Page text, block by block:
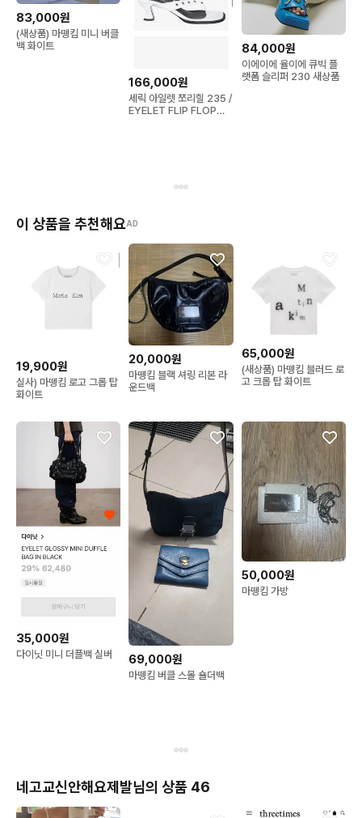
83,000원
(새상품) 마뗑킴 미니 버클
백 화이트
166,000원
세릭 아일렛 쪼리힐 235 /
EYELET FLIP FLOP
84,000원
이에이에 율이에 큐빅 플
랫폼 슬리퍼 230 새상품
이 상품을 추천해요AD
19,900원
실사) 마뗑킴 로고 그롭 탑
화이트
20,000원
마뗑킴 블랙 셔링 리본 라
운드백
65,000원
(새상품) 마뗑킴 블러드 로
고 크롭 탑 화이트
35,000원
다이닛 미니 더플백 실버 69,000원
마뗑킴 버클 스몰 숄더백
50,000원
마뗑킴 가방
네고교신안해요제발님의 상품 46